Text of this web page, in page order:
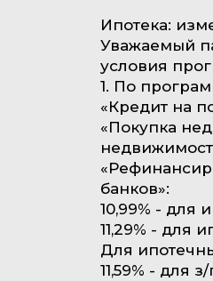
Ипотека:
Уважаемый
условия
1. По
«Кредит на
«Покупка
банков»:
10,99% - для
11,29% - для
Для
11,59% - для